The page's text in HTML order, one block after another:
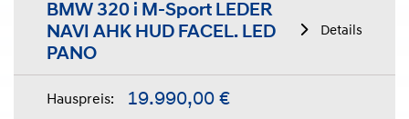
BMW 320 i M-Sport LEDER
NAVI AHK HUD FACEL. LED
PANO
Details
Hauspreis: 19.990,00 €